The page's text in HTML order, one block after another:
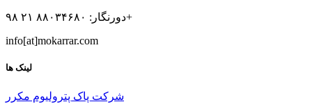
دورنگار: ۸۸۰۳۴۶۸۰ ۲۱ ۹۸+
info[at]mokarrar.com
لینک ها
شرکت پاک پترولیوم مکرر